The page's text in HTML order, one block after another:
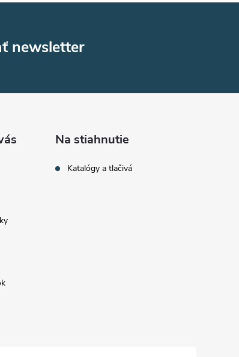
newsletter
Na stiahnutie
Katalógy a tlačivá